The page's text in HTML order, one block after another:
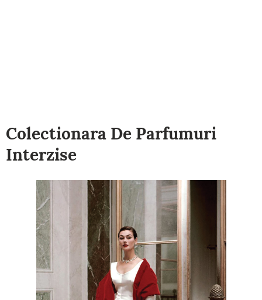
Colectionara De Parfumuri
Interzise